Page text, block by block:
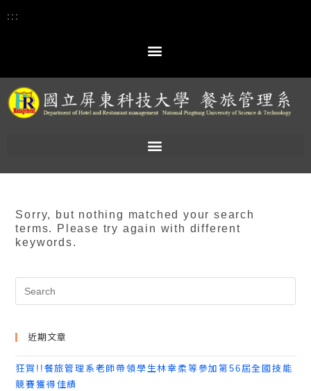
:::
Sorry, but nothing matched your search
terms. Please try again with different
keywords.
近期文章
狂賀!!餐旅管理系老師帶領學生林幸柔等參加第56屆全國技能
競賽獲得佳績